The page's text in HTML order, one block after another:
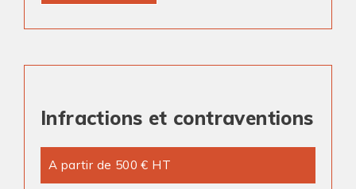
Infractions et contraventions
A partir de 500 € HT